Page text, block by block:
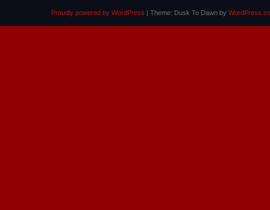
Proudly powered by WordPress | Theme: Dusk To Dawn by